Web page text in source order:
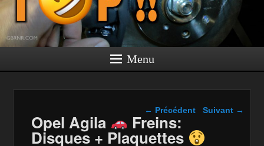
Menu
Navigation dans les
← Précédent Suivant →
Opel Agila Freins:
Disques + Plaquettes